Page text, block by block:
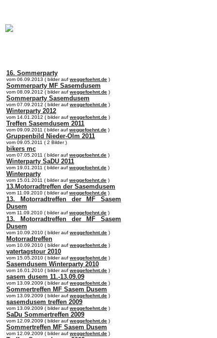
16. Sommerparty
vom 06.09.2013 ( bilder auf weggefoehnt.de )
Sommerparty MF Sasemdusem
vom 08.09.2012 ( bilder auf weggefoehnt.de )
Sommerparty Sasemdusem
vom 07.09.2012 ( bilder auf weggefoehnt.de )
Winterparty 2012
vom 14.01.2012 ( bilder auf weggefoehnt.de )
Treffen Sasemdusem 2011
vom 09.09.2011 ( bilder auf weggefoehnt.de )
Gruppenbild Nieder-Olm 2011
vom 09.05.2011 ( 2 Bilder )
bikers mc
vom 07.05.2011 ( bilder auf weggefoehnt.de )
Winterparty SaDU 2011
vom 19.01.2011 ( bilder auf weggefoehnt.de )
Winterparty
vom 15.01.2011 ( bilder auf weggefoehnt.de )
13.Motorradtreffen der Sasemdusem
vom 11.09.2010 ( bilder auf weggefoehnt.de )
13. Motorradtreffen der MF Sasem
Dusem
vom 11.09.2010 ( bilder auf weggefoehnt.de )
13. Motorradtreffen der MF Sasem
Dusem
vom 10.09.2010 ( bilder auf weggefoehnt.de )
Motorradtreffen
vom 10.09.2010 ( bilder auf weggefoehnt.de )
vatertagstour 2010
vom 15.05.2010 ( bilder auf weggefoehnt.de )
Sasemdusem Winterparty 2010
vom 16.01.2010 ( bilder auf weggefoehnt.de )
sasem dusem 11.-13.09.09
vom 13.09.2009 ( bilder auf weggefoehnt.de )
Sommertreffen MF Sasem Dusem
vom 13.09.2009 ( bilder auf weggefoehnt.de )
sasemdusem treffen 2009
vom 13.09.2009 ( bilder auf weggefoehnt.de )
SaDu Sommertreffen 2009
vom 12.09.2009 ( bilder auf weggefoehnt.de )
Sommertreffen MF Sasem Dusem
vom 12.09.2009 ( bilder auf weggefoehnt.de )